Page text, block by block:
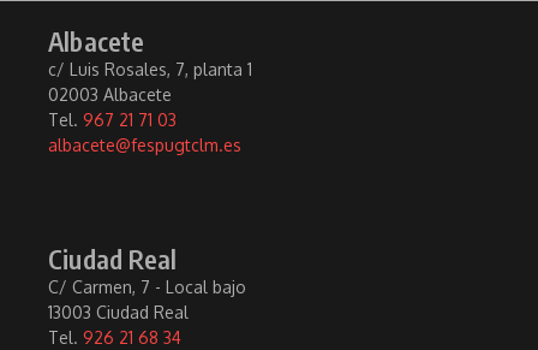
Albacete
c/ Luis Rosales, 7, planta 1
02003 Albacete
Tel. 967 21 71 03
albacete@fespugtclm.es
Ciudad Real
C/ Carmen, 7 - Local bajo
13003 Ciudad Real
Tel. 926 21 68 34